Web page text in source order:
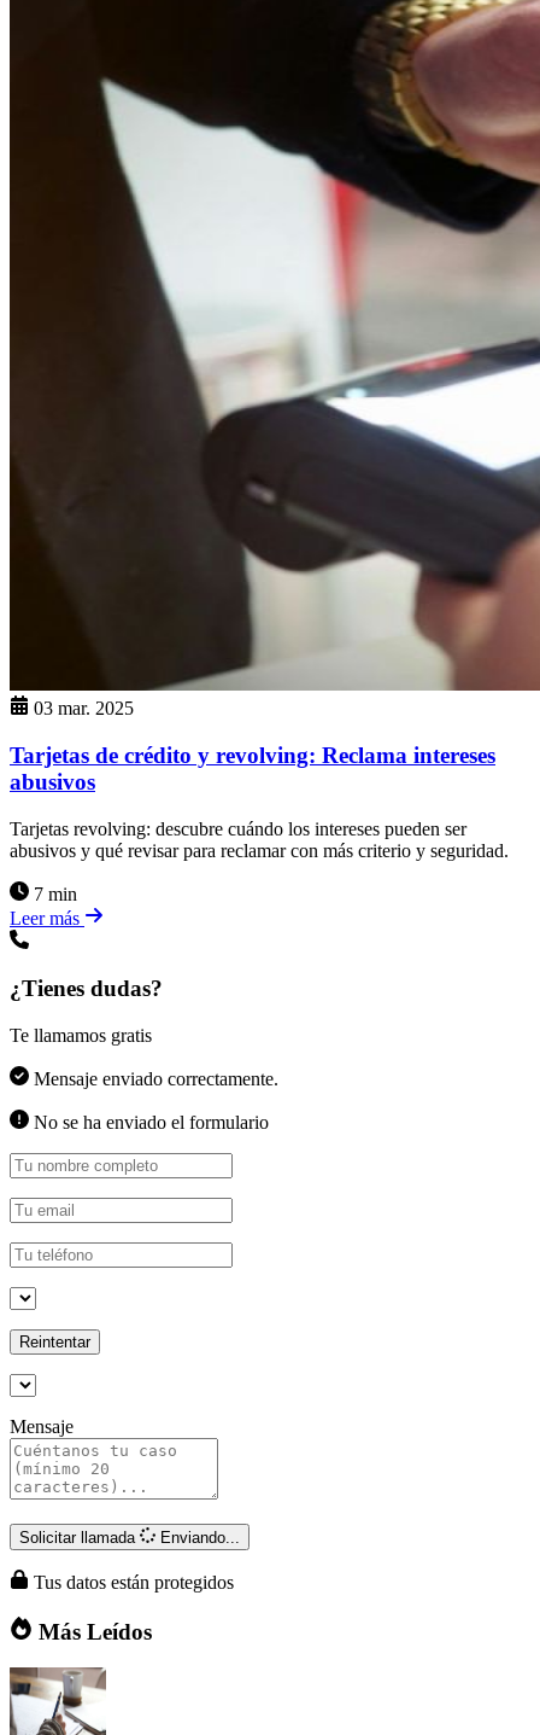
03 mar. 2025
Tarjetas de crédito y revolving: Reclama intereses
abusivos
Tarjetas revolving: descubre cuándo los intereses pueden ser
abusivos y qué revisar para reclamar con más criterio y seguridad.
7 min
Leer más
¿Tienes dudas?
Te llamamos gratis
Mensaje enviado correctamente.
No se ha enviado el formulario
Reintentar
Mensaje
Solicitar llamada Enviando...
Tus datos están protegidos
Más Leídos